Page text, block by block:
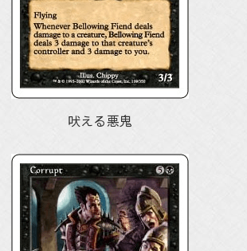
吠える悪鬼